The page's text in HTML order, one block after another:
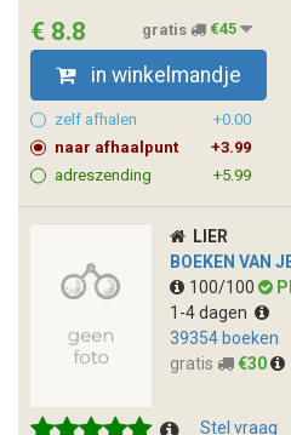
€ 8.8 gratis €45
in winkelmandje
zelf afhalen
+0.00
naar afhaalpunt
+3.99
adreszending
+5.99
LIER
BOEKEN VAN
100/100
1-4 dagen
39354 boeken
gratis
€30
Stel vraag